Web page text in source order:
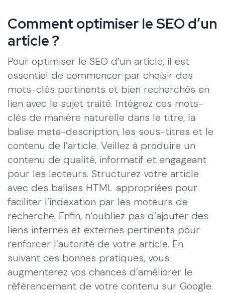
Comment optimiser le SEO d’un
article ?
Pour optimiser le SEO d’un article, il est
essentiel de commencer par choisir des
mots-clés pertinents et bien recherchés en
lien avec le sujet traité. Intégrez ces mots-
clés de manière naturelle dans le titre, la
balise meta-description, les sous-titres et le
contenu de l’article. Veillez à produire un
contenu de qualité, informatif et engageant
pour les lecteurs. Structurez votre article
avec des balises HTML appropriées pour
faciliter l’indexation par les moteurs de
recherche. Enfin, n’oubliez pas d’ajouter des
liens internes et externes pertinents pour
renforcer l’autorité de votre article. En
suivant ces bonnes pratiques, vous
augmenterez vos chances d’améliorer le
référencement de votre contenu sur Google.